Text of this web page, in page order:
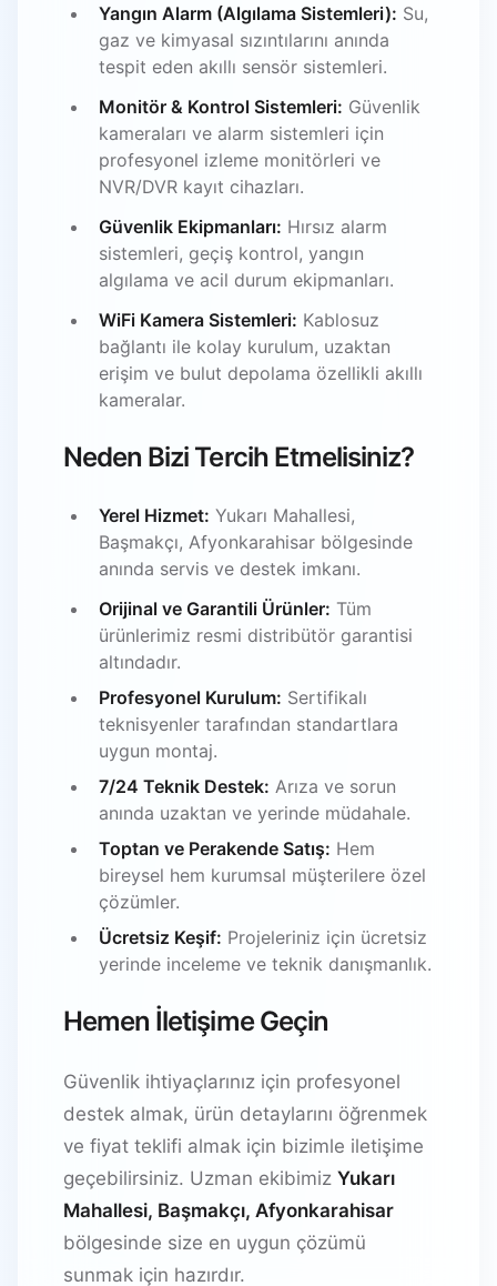
Yangın Alarm (Algılama Sistemleri): Su,
gaz ve kimyasal sızıntılarını anında
tespit eden akıllı sensör sistemleri.
Monitör & Kontrol Sistemleri: Güvenlik
kameraları ve alarm sistemleri için
profesyonel izleme monitörleri ve
NVR/DVR kayıt cihazları.
Güvenlik Ekipmanları: Hırsız alarm
sistemleri, geçiş kontrol, yangın
algılama ve acil durum ekipmanları.
WiFi Kamera Sistemleri: Kablosuz
bağlantı ile kolay kurulum, uzaktan
erişim ve bulut depolama özellikli akıllı
kameralar.
Neden Bizi Tercih Etmelisiniz?
Yerel Hizmet: Yukarı Mahallesi,
Başmakçı, Afyonkarahisar bölgesinde
anında servis ve destek imkanı.
Orijinal ve Garantili Ürünler: Tüm
ürünlerimiz resmi distribütör garantisi
altındadır.
Profesyonel Kurulum: Sertifikalı
teknisyenler tarafından standartlara
uygun montaj.
7/24 Teknik Destek: Arıza ve sorun
anında uzaktan ve yerinde müdahale.
Toptan ve Perakende Satış: Hem
bireysel hem kurumsal müşterilere özel
çözümler.
Ücretsiz Keşif: Projeleriniz için ücretsiz
yerinde inceleme ve teknik danışmanlık.
Hemen İletişime Geçin
Güvenlik ihtiyaçlarınız için profesyonel
destek almak, ürün detaylarını öğrenmek
ve fiyat teklifi almak için bizimle iletişime
geçebilirsiniz. Uzman ekibimiz Yukarı
Mahallesi, Başmakçı, Afyonkarahisar
bölgesinde size en uygun çözümü
sunmak için hazırdır.